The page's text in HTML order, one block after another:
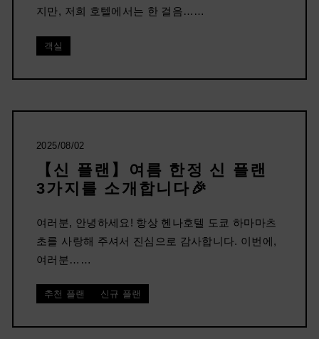
지만, 저희 호텔에서는 한 걸음……
객실
2025/08/02
【신 플랜】여름 한정 신 플랜
3가지를 소개합니다🎉
여러분, 안녕하세요! 항상 헨나호텔 도쿄 하마마츠
초를 사랑해 주셔서 진심으로 감사합니다. 이번에,
여러분……
추천 플랜 신규 플랜